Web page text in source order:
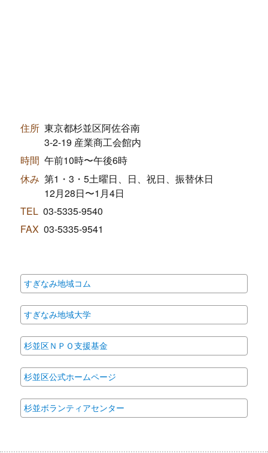
住所 東京都杉並区阿佐谷南
3-2-19 産業商工会館内
時間 午前10時〜午後6時
休み 第1・3・5土曜日、日、祝日、振替休日
12月28日〜1月4日
TEL 03-5335-9540
FAX 03-5335-9541
すぎなみ地域コム
すぎなみ地域大学
杉並区ＮＰＯ支援基金
杉並区公式ホームページ
杉並ボランティアセンター